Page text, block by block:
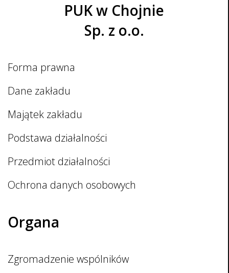
PUK w Chojnie
Sp. z o.o.
Forma prawna
Dane zakładu
Majątek zakładu
Podstawa działalności
Przedmiot działalności
Ochrona danych osobowych
Organa
Zgromadzenie wspólników